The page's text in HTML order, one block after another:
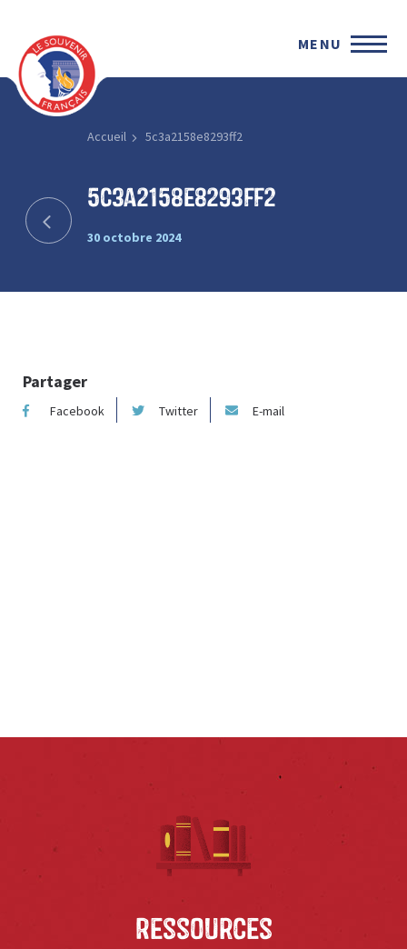
MENU
Accueil 5c3a2158e8293ff2
5c3a2158e8293ff2
30 octobre 2024
Partager
Facebook Twitter E-mail
Ressources